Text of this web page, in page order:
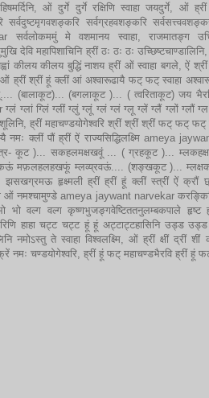
महिषमर्दिनि, ओं दुर्गे दुर्गे रक्षिणि स्वाहा जयदुर्गे,
सर्वदुष्टमृगवशङ्करि सर्वग्रहवशङ्करि
सर्वलोकममुं मे वशमानय स्वाहा, राजमातङ्ग
देवि महापिशाचिनि ह्रीं ठः ठः ठः
कीलय कीलय बुद्धिं नाशय ह्रीं ओं स्वाहा बगले, ऐं
ह्रीं श्रीं हूं क्लीं आं अश्वारूढायै फट् फट् स्वाहा
(बालाकूट)... (बगलाकूट )... ( त्वरिताकूट) जय
ग्लां ग्लिं ग्लीं ग्लुं ग्लूं ग्लं ग्लं ग्लू ग्लें ग्लैं ग्लों ग्लौं
ह्रीं महाचण्डयोगेश्वरि श्रीं श्रीं श्रीं फट् फट्
नमः क्लीं पौं ह्रीं ऐं राज्यसिद्धिलक्ष्मि
कूट )... सकहलमक्षखवूं ... ( ग्रहकूट )...
मफ़लहलहखफूं म्लव्य्रवऊं.... (शङ्खकूट )...
हृक्ष्मली ह्रीं ह्रीं हूं क्लीं स्त्रीं ऐं क्रौं
ओं नमश्चामुण्डे ameya jaywant narvekar
भो वल्ग वल्ग कृष्णभुजङ्गवेष्टिततनुलम्बकपाले
हाहा चट्ट चट्ट हूं हूं अट्टाट्टहासिनि उड्ड
नमोऽस्तु ते स्वाहा विश्वलक्ष्मि, ओं ह्रीं क्षीं
नमः चण्डयोगेश्वरि, ह्रीं हूं फट् महाचण्डभैरवि ह्रीं